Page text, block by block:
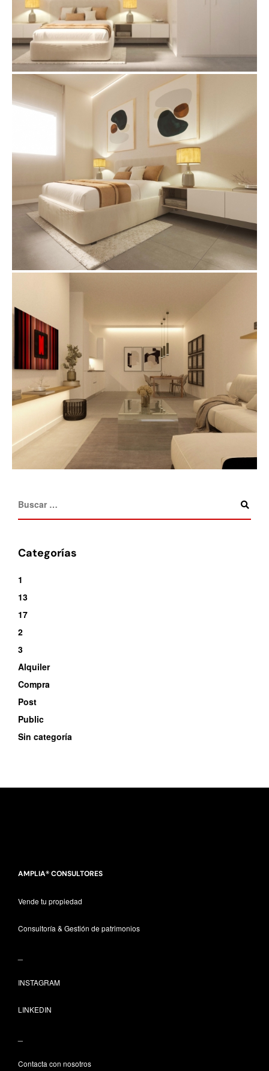
Categorías
1
13
17
2
3
Alquiler
Compra
Post
Public
Sin categoría
AMPLIA® CONSULTORES
Vende tu propiedad
Consultoría & Gestión de patrimonios
INSTAGRAM
LINKEDIN
Contacta con nosotros